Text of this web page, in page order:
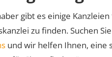
gibt es einige
zu finden. Suchen
und wir helfen Ihnen, eine